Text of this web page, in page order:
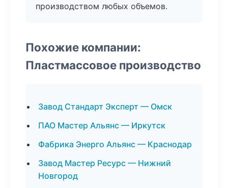
производством любых объемов.
Похожие компании:
Пластмассовое производство
Завод Стандарт Эксперт — Омск
ПАО Мастер Альянс — Иркутск
Фабрика Энерго Альянс — Краснодар
Завод Мастер Ресурс — Нижний
Новгород